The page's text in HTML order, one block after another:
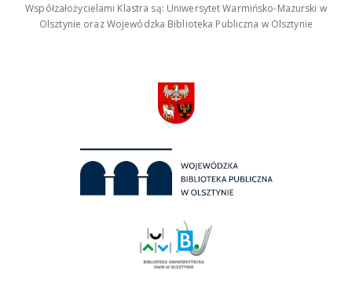
Współzałożycielami Klastra są: Uniwersytet Warmińsko-Mazurski w
Olsztynie oraz Wojewódzka Biblioteka Publiczna w Olsztynie